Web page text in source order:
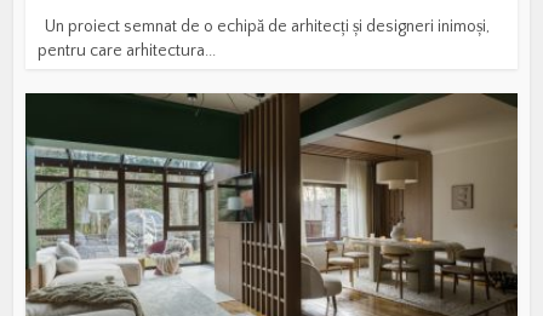
Un proiect semnat de o echipă de arhitecți și designeri inimoși,
pentru care arhitectura...